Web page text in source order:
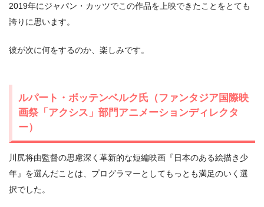
2019年にジャパン・カッツでこの作品を上映できたことをとても
誇りに思います。
彼が次に何をするのか、楽しみです。
ルパート・ボッテンベルク氏（ファンタジア国際映
画祭「アクシス」部門アニメーションディレクタ
ー）
川尻将由監督の思慮深く革新的な短編映画『日本のある絵描き少
年』を選んだことは、プログラマーとしてもっとも満足のいく選
択でした。